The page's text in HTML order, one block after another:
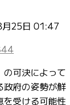
25日 01:47
可決によって
政府の姿勢が鮮
を受ける可能性